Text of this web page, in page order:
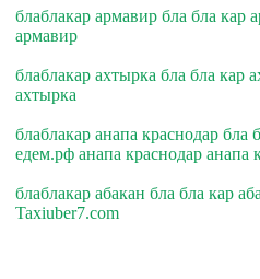
блаблакар армавир бла бла кар
армавир
блаблакар ахтырка бла бла кар
ахтырка
блаблакар анапа краснодар бла
едем.рф анапа краснодар анапа
блаблакар абакан бла бла кар
Taxiuber7.com